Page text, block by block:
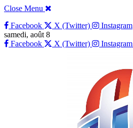
Close Menu
Facebook
X (Twitter)
Instagram
samedi, août 8
Facebook
X (Twitter) Instagram